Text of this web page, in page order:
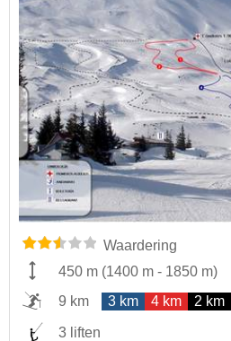
Waardering
450 m (1400 m - 1850 m)
9 km
3 km 4 km 2 km
3 liften